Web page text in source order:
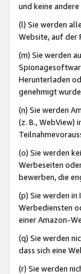
und keine
(l) Sie werden
Website, auf der
(m) Sie werden
Herunterladen
genehmigt
(n) Sie werden
(z. B., WebView)
(o) Sie werden
Werbeseiten
bewerben, die
(p) Sie werden
Werbediensten
einer Amazon-
(q) Sie werden
dass sich eine
(r) Sie werden